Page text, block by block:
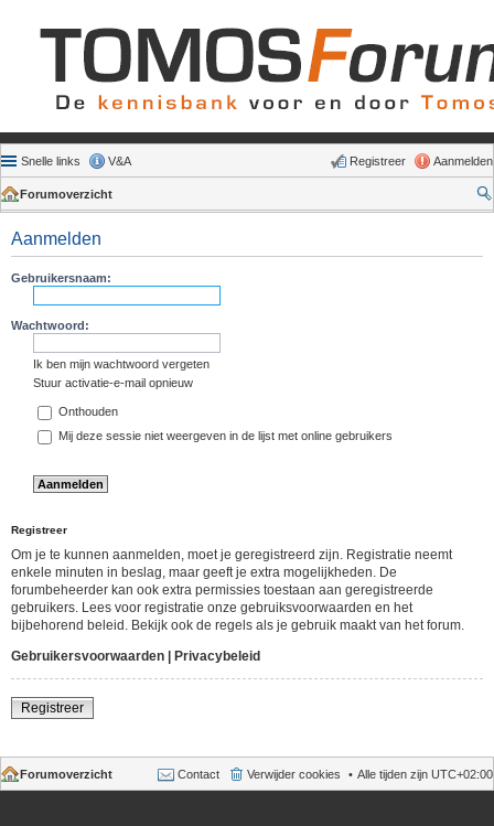
Snelle links V&A Aanmelden
Registreer
Forumoverzicht
Aanmelden
Gebruikersnaam:
Wachtwoord:
Ik ben mijn wachtwoord vergeten
Stuur activatie-e-mail opnieuw
Onthouden
Mij deze sessie niet weergeven in de lijst met online gebruikers
Registreer
Om je te kunnen aanmelden, moet je geregistreerd zijn. Registratie neemt
enkele minuten in beslag, maar geeft je extra mogelijkheden. De
forumbeheerder kan ook extra permissies toestaan aan geregistreerde
gebruikers. Lees voor registratie onze gebruiksvoorwaarden en het
bijbehorend beleid. Bekijk ook de regels als je gebruik maakt van het forum.
Gebruikersvoorwaarden
Privacybeleid
Registreer
Forumoverzicht Alle tijden zijn UTC+02:00
Verwijder cookies
Contact